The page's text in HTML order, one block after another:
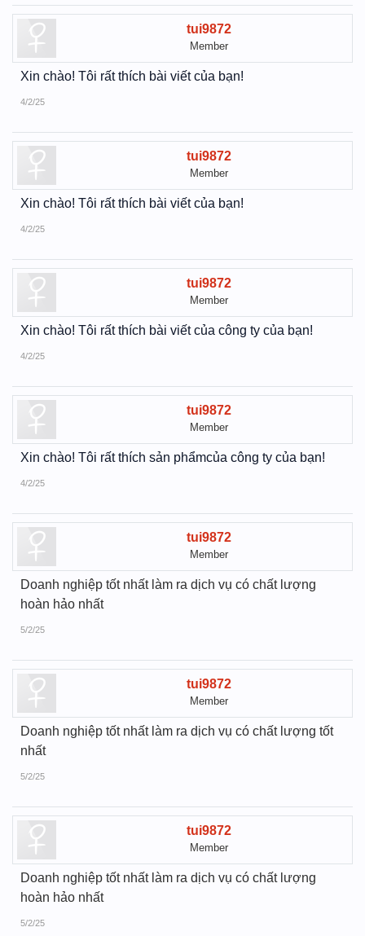
tui9872
Member
Xin chào! Tôi rất thích bài viết của bạn!
4/2/25
tui9872
Member
Xin chào! Tôi rất thích bài viết của bạn!
4/2/25
tui9872
Member
Xin chào! Tôi rất thích bài viết của công ty của bạn!
4/2/25
tui9872
Member
Xin chào! Tôi rất thích sản phẩmcủa công ty của bạn!
4/2/25
tui9872
Member
Doanh nghiệp tốt nhất làm ra dịch vụ có chất lượng
hoàn hảo nhất
5/2/25
tui9872
Member
Doanh nghiệp tốt nhất làm ra dịch vụ có chất lượng tốt
nhất
5/2/25
tui9872
Member
Doanh nghiệp tốt nhất làm ra dịch vụ có chất lượng
hoàn hảo nhất
5/2/25